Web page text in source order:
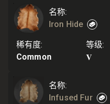
名称:
Iron Hide
稀有度:
Common
等级:
V
名称:
Infused Fur